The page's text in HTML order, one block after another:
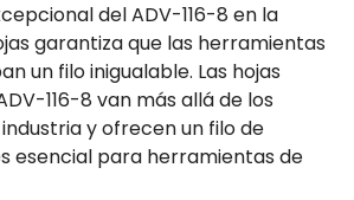
del ADV-116-8 en la
garantiza que las herramientas
un filo inigualable. Las hojas
116-8 van más allá de los
y ofrecen un filo de
esencial para herramientas de